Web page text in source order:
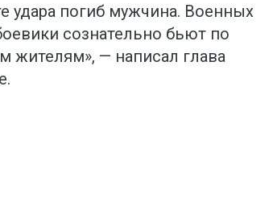
удара погиб мужчина. Военных
сознательно бьют по
жителям», — написал глава